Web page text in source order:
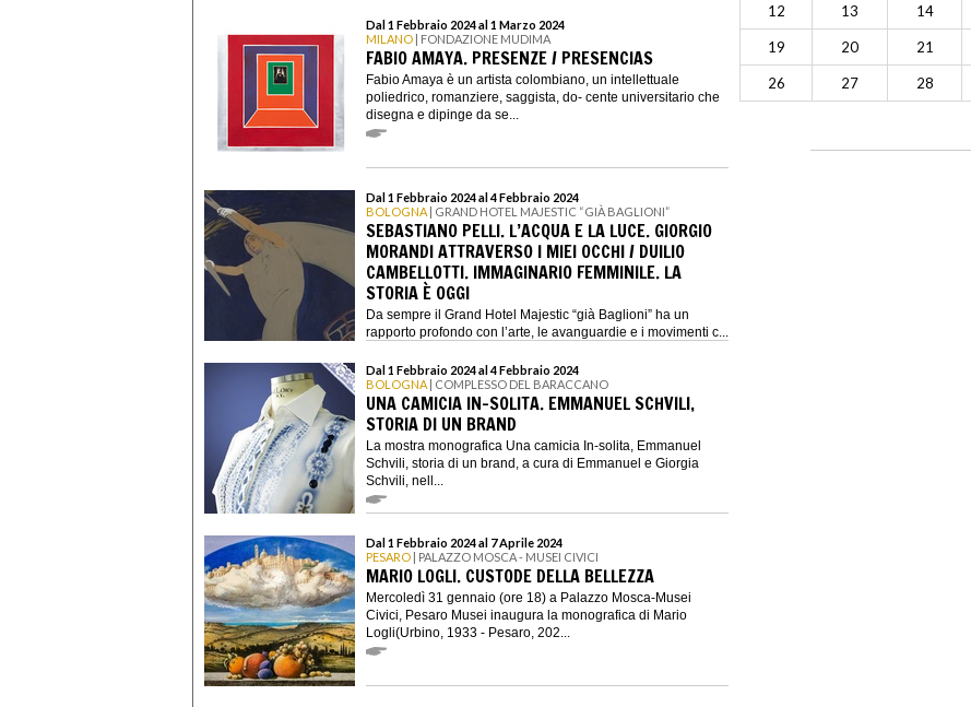
Dal 1 Febbraio 2024 al 1 Marzo 2024
MILANO | FONDAZIONE MUDIMA
FABIO AMAYA. PRESENZE / PRESENCIAS
Fabio Amaya è un artista colombiano, un intellettuale
poliedrico, romanziere, saggista, do- cente universitario che
disegna e dipinge da se...
Dal 1 Febbraio 2024 al 4 Febbraio 2024
BOLOGNA | GRAND HOTEL MAJESTIC “GIÀ BAGLIONI”
SEBASTIANO PELLI. L’ACQUA E LA LUCE. GIORGIO
MORANDI ATTRAVERSO I MIEI OCCHI / DUILIO
CAMBELLOTTI. IMMAGINARIO FEMMINILE. LA
STORIA È OGGI
Da sempre il Grand Hotel Majestic “già Baglioni” ha un
rapporto profondo con l’arte, le avanguardie e i movimenti c...
Dal 1 Febbraio 2024 al 4 Febbraio 2024
BOLOGNA | COMPLESSO DEL BARACCANO
UNA CAMICIA IN-SOLITA. EMMANUEL SCHVILI,
STORIA DI UN BRAND
La mostra monografica Una camicia In-solita, Emmanuel
Schvili, storia di un brand, a cura di Emmanuel e Giorgia
Schvili, nell...
Dal 1 Febbraio 2024 al 7 Aprile 2024
PESARO | PALAZZO MOSCA - MUSEI CIVICI
MARIO LOGLI. CUSTODE DELLA BELLEZZA
Mercoledì 31 gennaio (ore 18) a Palazzo Mosca-Musei
Civici, Pesaro Musei inaugura la monografica di Mario
Logli(Urbino, 1933 - Pesaro, 202...
12 13 14
19 20 21
26 27 28